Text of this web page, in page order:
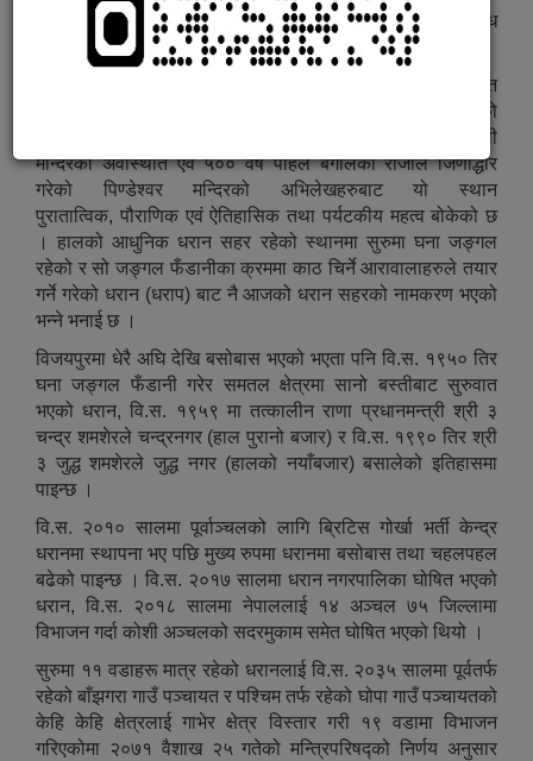
कोशी प्रदेशमा अवस्थित धरान, नेपालकै एक सुन्दर तथा विविध
सांस्कृतिक विविधता भएको सहर हो । यो सुनसरी जिल्लामा पर्दछ ।
महाभारतकालीन ईतिहास बोकेको र पछिल्लो समयमा किरात
राजधानीको रुपमा रहेको विजयपुर धरान नगरको शिर हो । विजयपुरको
ईतिहास खोतल्दा सतिदेविको दन्त पतन भएको किम्वदन्ति र दन्तकाली
मन्दिरको अवस्थिति एवं ५०० वर्ष पहिले बंगालका राजाले जिर्णोद्धार
गरेको पिण्डेश्वर मन्दिरको अभिलेखहरुबाट यो स्थान
पुरातात्विक, पौराणिक एवं ऐतिहासिक तथा पर्यटकीय महत्व बोकेको छ
। हालको आधुनिक धरान सहर रहेको स्थानमा सुरुमा घना जङ्गल
रहेको र सो जङ्गल फँडानीका क्रममा काठ चिर्ने आरावालाहरुले तयार
गर्ने गरेको धरान (धराप) बाट नै आजको धरान सहरको नामकरण भएको
भन्ने भनाई छ ।
विजयपुरमा धेरै अघि देखि बसोबास भएको भएता पनि वि.स. १९५० तिर
घना जङ्गल फँडानी गरेर समतल क्षेत्रमा सानो बस्तीबाट सुरुवात
भएको धरान, वि.स. १९५९ मा तत्कालीन राणा प्रधानमन्त्री श्री ३
चन्द्र शमशेरले चन्द्रनगर (हाल पुरानो बजार) र वि.स. १९९० तिर श्री
३ जुद्ध शमशेरले जुद्ध नगर (हालको नयाँबजार) बसालेको इतिहासमा
पाइन्छ ।
वि.स. २०१० सालमा पूर्वाञ्चलको लागि ब्रिटिस गोर्खा भर्ती केन्द्र
धरानमा स्थापना भए पछि मुख्य रुपमा धरानमा बसोबास तथा चहलपहल
बढेको पाइन्छ । वि.स. २०१७ सालमा धरान नगरपालिका घोषित भएको
धरान, वि.स. २०१८ सालमा नेपाललाई १४ अञ्चल ७५ जिल्लामा
विभाजन गर्दा कोशी अञ्चलको सदरमुकाम समेत घोषित भएको थियो ।
सुरुमा ११ वडाहरू मात्र रहेको धरानलाई वि.स. २०३५ सालमा पूर्वतर्फ
रहेको बाँझगरा गाउँ पञ्चायत र पश्चिम तर्फ रहेको घोपा गाउँ पञ्चायतको
केहि केहि क्षेत्रलाई गाभेर क्षेत्र विस्तार गरी १९ वडामा विभाजन
गरिएकोमा २०७१ वैशाख २५ गतेको मन्त्रिपरिषद्को निर्णय अनुसार